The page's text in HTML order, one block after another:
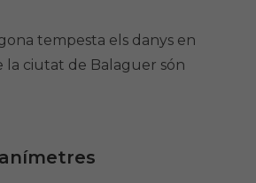
tempesta els danys en
la ciutat de Balaguer són